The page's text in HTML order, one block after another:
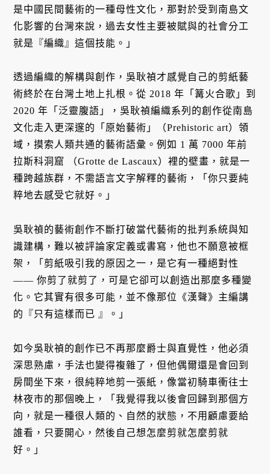
是中國民間藝術的一種母性文化，那對於受到南島文
化影響的台灣來說，過去女性主要被賦與的社會分工
就是『編織』這個技能。」
透過編織的解構與創作，吳耿禎才感覺自己的剪紙藝
術終於在台灣土地上扎根。從 2018 年「篝火合歌」到
2020 年「泛靈腹語」，吳耿禎編織系列的創作從南島
文化走入更深邃的「原始藝術」（Prehistoric art）領
域，摸索人類共通的藝術語彙。例如 1 萬 7000 年前
拉斯科洞窟 （Grotte de Lascaux）裡的壁畫，就是一
種跨越族群，不需語言文字解釋的藝術，「你只要純
粹地去感受它就好。」
吳耿禎的藝術創作不斷打破當代藝術的批判系統與知
識建構，難以被評論家定義或書寫，他也不願意被框
架，「剪紙吸引我的原因之一，是它有一種絕對性
—— 你剪了就剪了，可是它卻可以創造出那麼多種變
化。它其實有很多可能，並不像那位《漢聲》主編講
的『只有這樣而已 』。」
如今吳耿禎的創作已不再那麼爵士與直覺性，他必須
深思熟慮，手法也變得複雜了，但他偶爾還是會回到
房間坐下來，很純粹地剪一張紙，像當初騎車衝往士
林夜市的那個晚上，「我覺得我以後會回歸到那個方
向，就是一種很人類的、自然的狀態，不用顧慮要給
誰看，只要開心，然後自己想怎麼剪就怎麼剪就
好。」